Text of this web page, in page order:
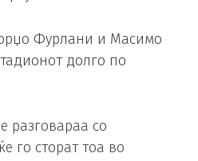
Фурлани и Масимо
долго по
разговараа со
го сторат тоа во